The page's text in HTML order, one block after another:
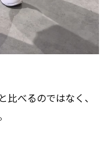
比べるのではなく、